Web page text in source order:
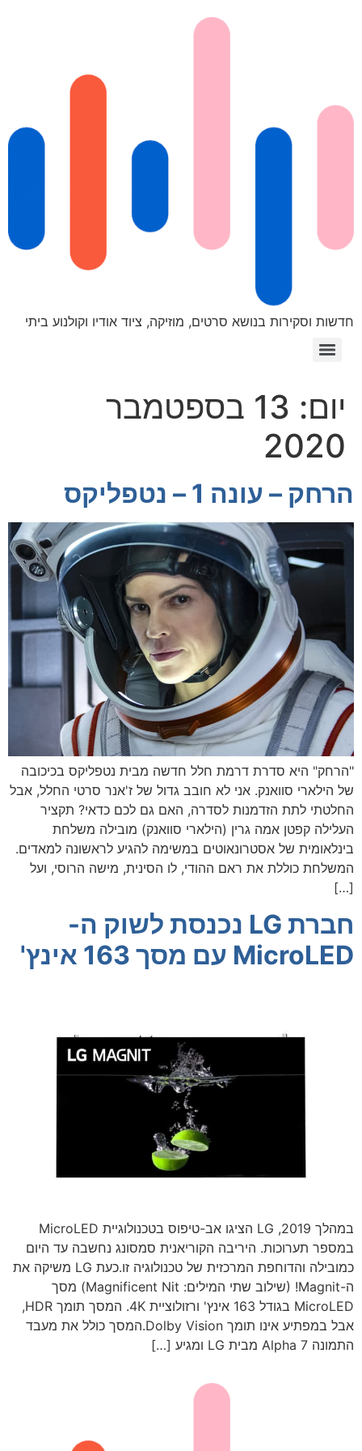
חדשות וסקירות בנושא סרטים, מוזיקה, ציוד אודיו וקולנוע ביתי
יום:
13 בספטמבר
2020
הרחק – עונה 1 – נטפליקס
"הרחק" היא סדרת דרמת חלל חדשה מבית נטפליקס בכיכובה
של הילארי סוואנק. אני לא חובב גדול של ז'אנר סרטי החלל, אבל
החלטתי לתת הזדמנות לסדרה, האם גם לכם כדאי? תקציר
העלילה קפטן אמה גרין (הילארי סוואנק) מובילה משלחת
בינלאומית של אסטרונאוטים במשימה להגיע לראשונה למאדים.
המשלחת כוללת את ראם ההודי, לו הסינית, מישה הרוסי, ועל
[…]
חברת LG נכנסת לשוק ה-
MicroLED עם מסך 163 אינץ'
במהלך 2019, LG הציגו אב-טיפוס בטכנולוגיית MicroLED
במספר תערוכות. היריבה הקוריאנית סמסונג נחשבה עד היום
כמובילה והדוחפת המרכזית של טכנולוגיה זו.כעת LG משיקה את
ה-Magnit! (שילוב שתי המילים: Magnificent Nit) מסך
MicroLED בגודל 163 אינץ' ורזולוציית 4K. המסך תומך HDR,
אבל במפתיע אינו תומך Dolby Vision.המסך כולל את מעבד
התמונה Alpha 7 מבית LG ומגיע […]